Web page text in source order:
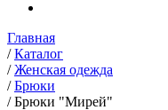
Главная
/ Каталог
/ Женская одежда
/ Брюки
/ Брюки "Мирей"